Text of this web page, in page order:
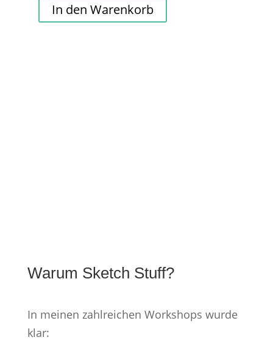
In den Warenkorb
Warum Sketch Stuff?
In meinen zahlreichen Workshops wurde
klar: